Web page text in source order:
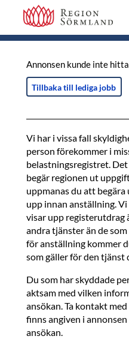
Annonsen kunde inte
Tillbaka till lediga jobb
Vi har i vissa fall
person förekommer i
belastningsregistret.
begär regionen ut
uppmanas du att
upp innan anställning.
visar upp registerutdrag
andra tjänster än de
för anställning kommer
som gäller för den tjänst
Du som har skyddade
aktsam med vilken
ansökan. Ta kontakt
finns angiven i
ansökan.